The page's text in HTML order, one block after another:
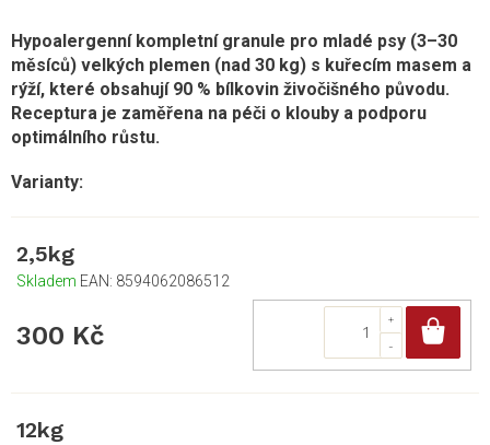
Hypoalergenní kompletní granule pro mladé psy (3–30
měsíců) velkých plemen (nad 30 kg) s kuřecím masem a
rýží, které obsahují 90 % bílkovin živočišného původu.
Receptura je zaměřena na péči o klouby a podporu
optimálního růstu.
2,5kg
Skladem EAN: 8594062086512
300 Kč
12kg